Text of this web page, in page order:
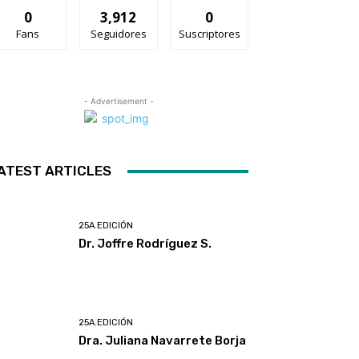
0
Fans
3,912
Seguidores
0
Suscriptores
- Advertisement -
ARTICLES
25A.EDICIÓN
Dr. Joffre Rodríguez S.
25A.EDICIÓN
Dra. Juliana Navarrete Borja